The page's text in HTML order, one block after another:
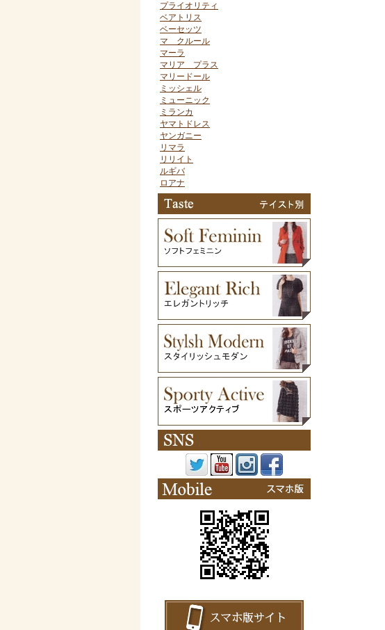
プライオリティ
ベアトリス
ベーセッツ
マ クルール
マーラ
マリア プラス
マリードール
ミッシェル
ミューニック
ミランカ
ヤマトドレス
ヤンガニー
リマラ
リリイト
ルギバ
ロアナ